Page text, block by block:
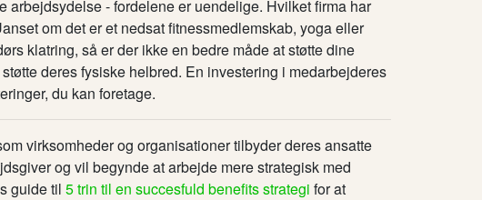
arbejdsydelse - fordelene er uendelige. Hvilket firma har
om det er et nedsat fitnessmedlemskab, yoga eller
klatring, så er der ikke en bedre måde at støtte dine
deres fysiske helbred. En investering i medarbejderes
du kan foretage.
virksomheder og organisationer tilbyder deres ansatte
og vil begynde at arbejde mere strategisk med
guide til 5 trin til en succesfuld benefits strategi for at